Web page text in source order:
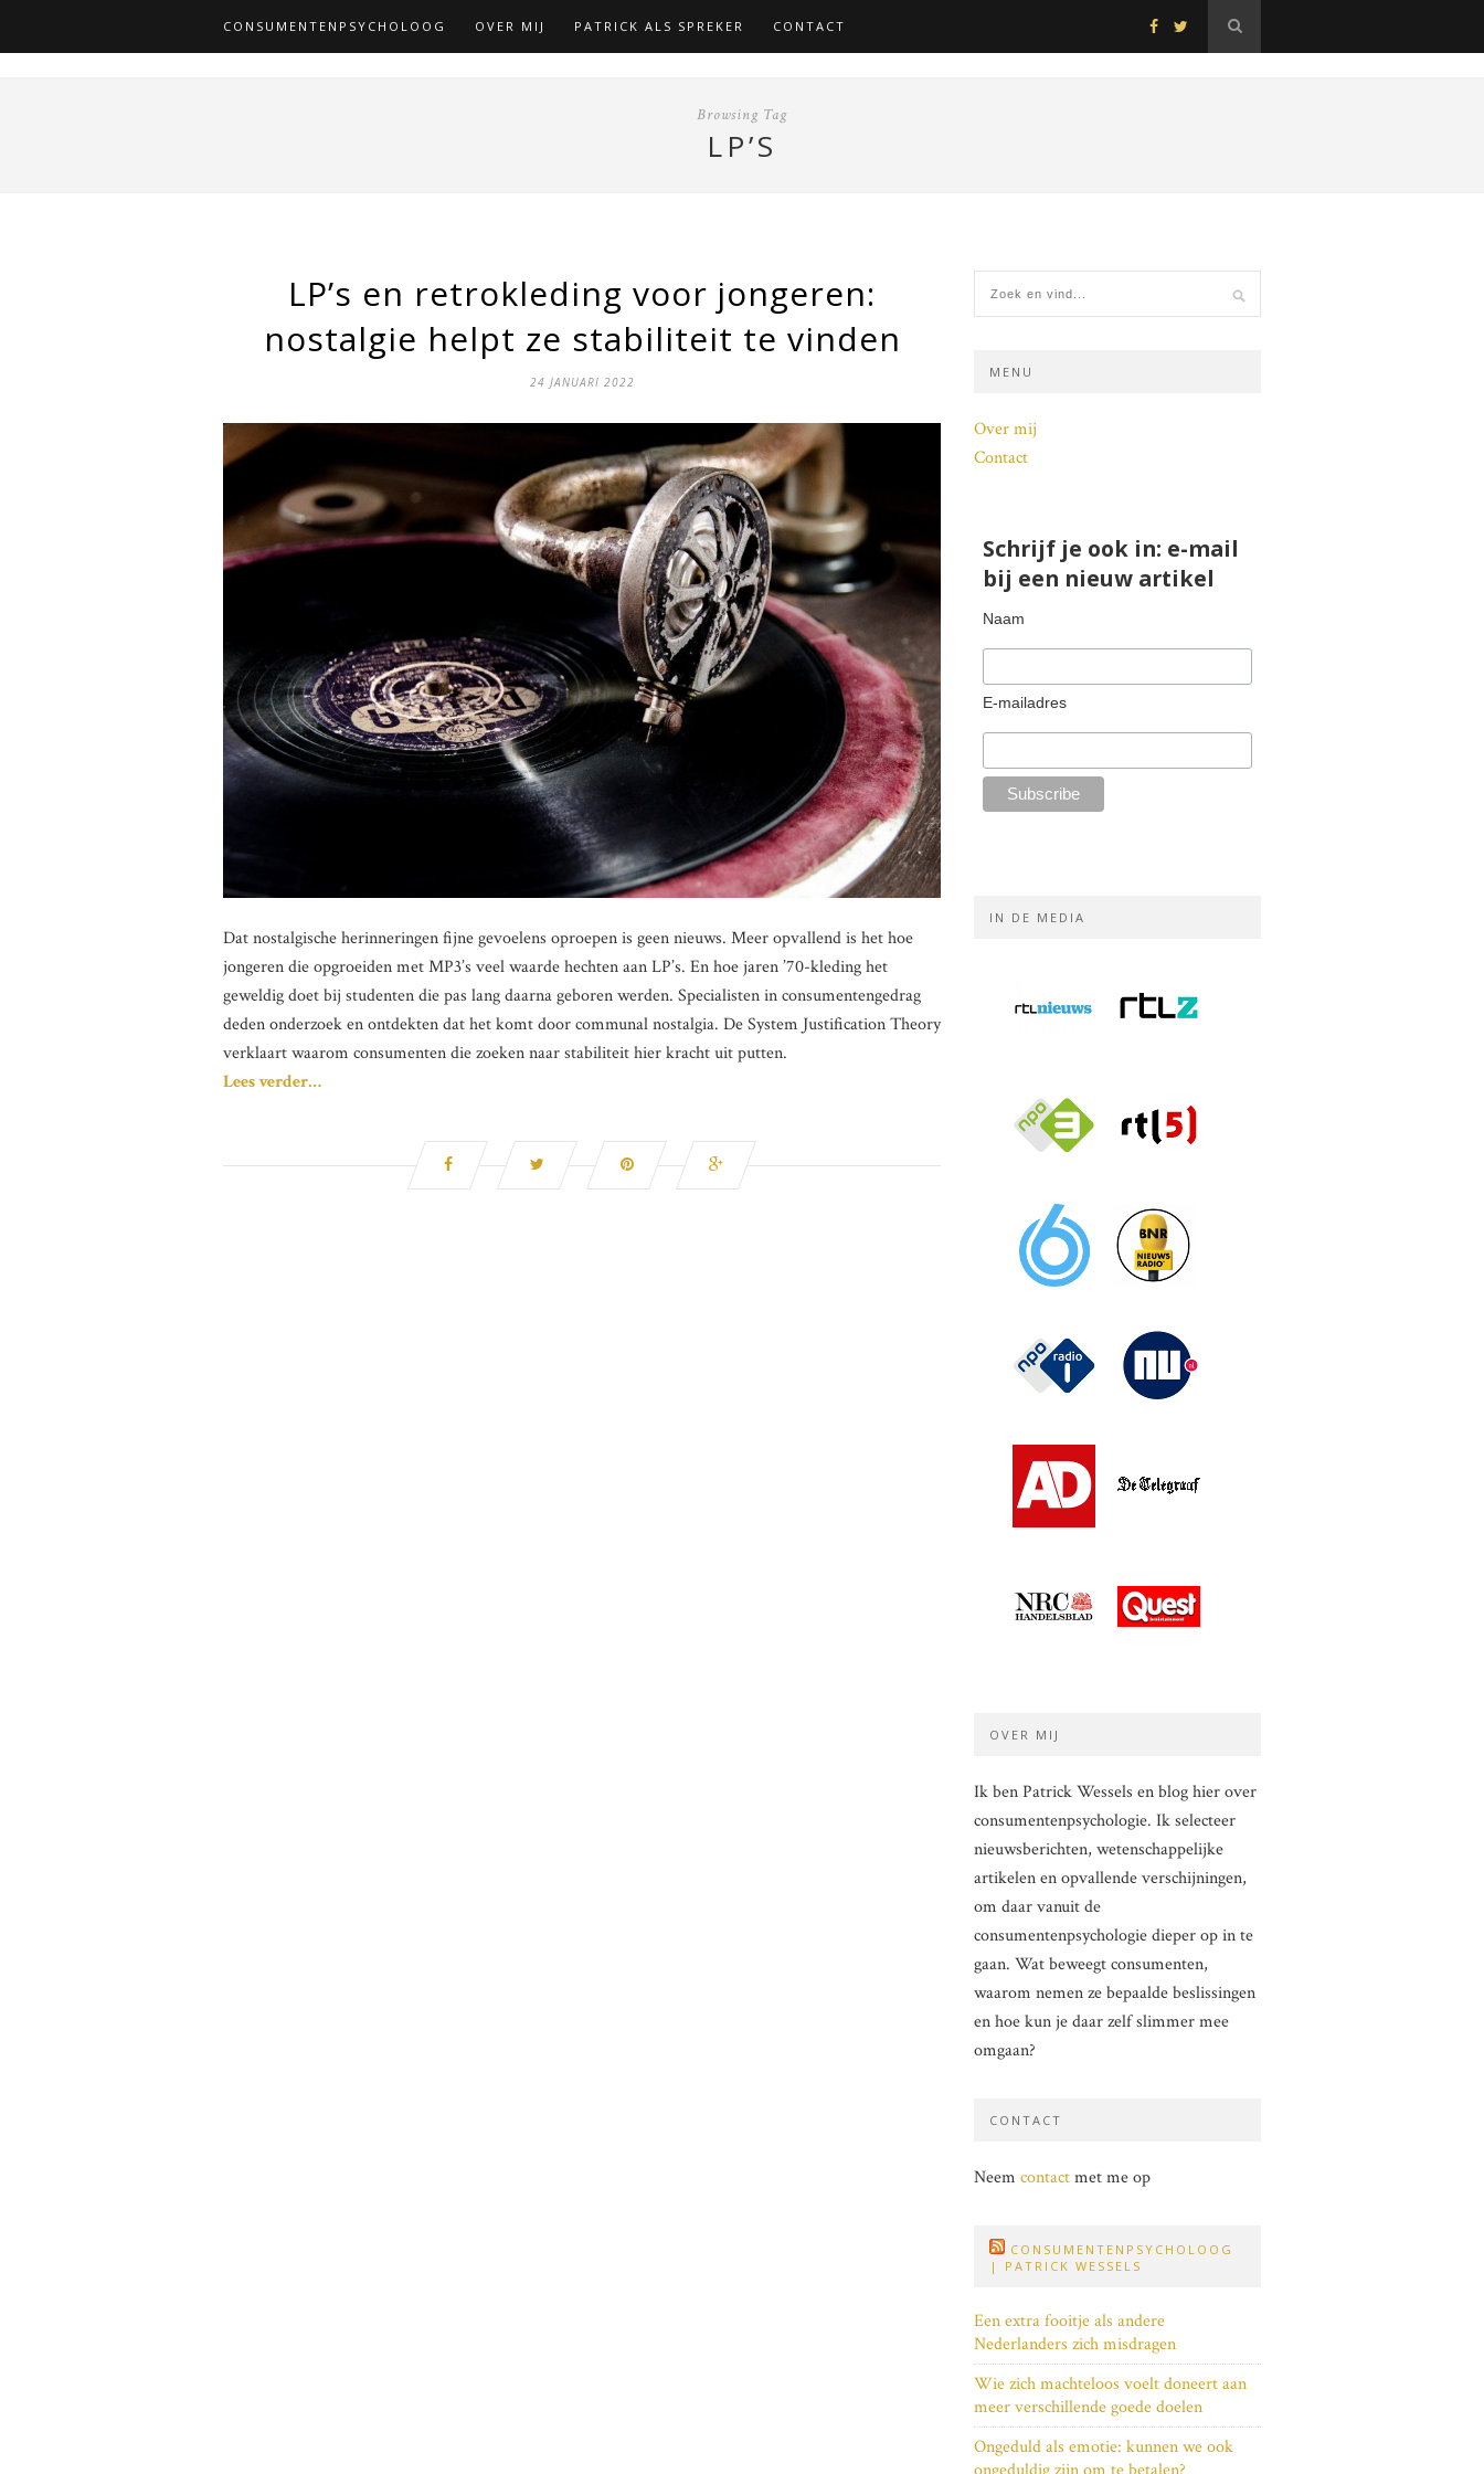
CONSUMENTENPSYCHOLOOG OVER MIJ PATRICK ALS SPREKER CONTACT
Browsing Tag
LP’S
LP’s en retrokleding voor jongeren:
nostalgie helpt ze stabiliteit te vinden
24 JANUARI 2022
Dat nostalgische herinneringen fijne gevoelens oproepen is geen nieuws. Meer opvallend is het hoe
jongeren die opgroeiden met MP3’s veel waarde hechten aan LP’s. En hoe jaren ’70-kleding het
geweldig doet bij studenten die pas lang daarna geboren werden. Specialisten in consumentengedrag
deden onderzoek en ontdekten dat het komt door communal nostalgia. De System Justification Theory
verklaart waarom consumenten die zoeken naar stabiliteit hier kracht uit putten.
Lees verder…
MENU
Over mij
Contact
Schrijf je ook in: e-mail
bij een nieuw artikel
Naam
E-mailadres
IN DE MEDIA
OVER MIJ
Ik ben Patrick Wessels en blog hier over
consumentenpsychologie. Ik selecteer
nieuwsberichten, wetenschappelijke
artikelen en opvallende verschijningen,
om daar vanuit de
consumentenpsychologie dieper op in te
gaan. Wat beweegt consumenten,
waarom nemen ze bepaalde beslissingen
en hoe kun je daar zelf slimmer mee
omgaan?
CONTACT
Neem contactmet me op
CONSUMENTENPSYCHOLOOG
| PATRICK WESSELS
Een extra fooitje als andere
Nederlanders zich misdragen
Wie zich machteloos voelt doneert aan
meer verschillende goede doelen
Ongeduld als emotie: kunnen we ook